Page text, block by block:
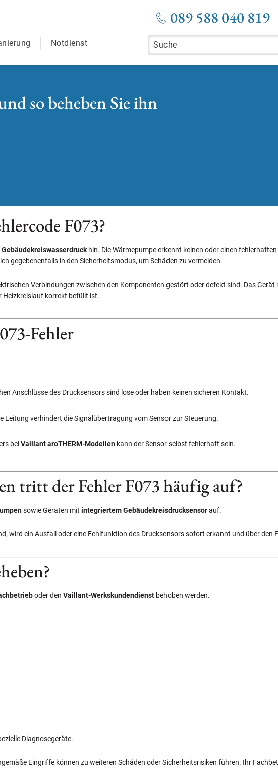
089 588 040 819
Notdienst
so beheben Sie ihn
F073?
hin. Die Wärmepumpe erkennt keinen oder einen
gegebenenfalls in den Sicherheitsmodus, um Schäden zu vermeiden.
Verbindungen zwischen den Komponenten gestört oder defekt sind. Das
Heizkreislauf korrekt befüllt ist.
Fehler
Anschlüsse des Drucksensors sind lose oder haben keinen sicheren Kontakt.
Leitung verhindert die Signalübertragung vom Sensor zur Steuerung.
beiVaillant aroTHERM-Modellen kann der Sensor selbst fehlerhaft sein.
tritt der Fehler F073 häufig auf?
sowie Geräten mit integriertem Gebäudekreisdrucksensorauf.
wird ein Ausfall oder eine Fehlfunktion des Drucksensors sofort erkannt und über den
oder den Vaillant-Werkskundendienst behoben werden.
Diagnosegeräte.
Eingriffe können zu weiteren Schäden oder Sicherheitsrisiken führen. Ihr